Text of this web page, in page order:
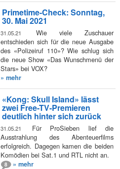
Primetime-Check: Sonntag,
30. Mai 2021
31.05.21
Wie viele Zuschauer
entschieden sich für die neue Ausgabe
des «Polizeiruf 110»? Wie schlug sich
die neue Show «Das Wunschmenü der
Stars» bei VOX?
» mehr
«Kong: Skull Island» lässt
zwei Free-TV-Premieren
deutlich hinter sich zurück
31.05.21
Für ProSieben lief die
Ausstrahlung des Abenteuerfilms
erfolgreich. Dagegen kamen die beiden
Komödien bei Sat.1 und RTL nicht an.
8 » mehr